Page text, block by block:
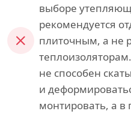
выборе
рекомендуется
плиточным, а не
не способен
и
монтировать, а в